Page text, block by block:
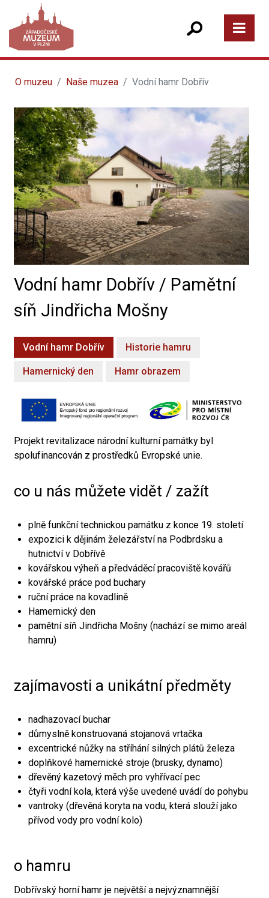
O muzeu Naše muzea Vodní hamr Dobřív
Vodní hamr Dobřív / Pamětní
síň Jindřicha Mošny
Vodní hamr Dobřív Historie hamru
Hamernický den Hamr obrazem
Projekt revitalizace národní kulturní památky byl
spolufinancován z prostředků Evropské unie.
co u nás můžete vidět / zažít
plně funkční technickou památku z konce 19. století
expozici k dějinám železářství na Podbrdsku a
hutnictví v Dobřívě
kovářskou výheň a předváděcí pracoviště kovářů
kovářské práce pod buchary
ruční práce na kovadlině
Hamernický den
pamětní síň Jindřicha Mošny (nachází se mimo areál
hamru)
zajímavosti a unikátní předměty
nadhazovací buchar
důmyslně konstruovaná stojanová vrtačka
excentrické nůžky na stříhání silných plátů železa
doplňkové hamernické stroje (brusky, dynamo)
dřevěný kazetový měch pro vyhřívací pec
čtyři vodní kola, která výše uvedené uvádí do pohybu
vantroky (dřevěná koryta na vodu, která slouží jako
přívod vody pro vodní kolo)
o hamru
Dobřívský horní hamr je největší a nejvýznamnější